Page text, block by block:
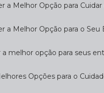
a Melhor Opção para
a Melhor Opção para o
a melhor opção para seus
Opções para o